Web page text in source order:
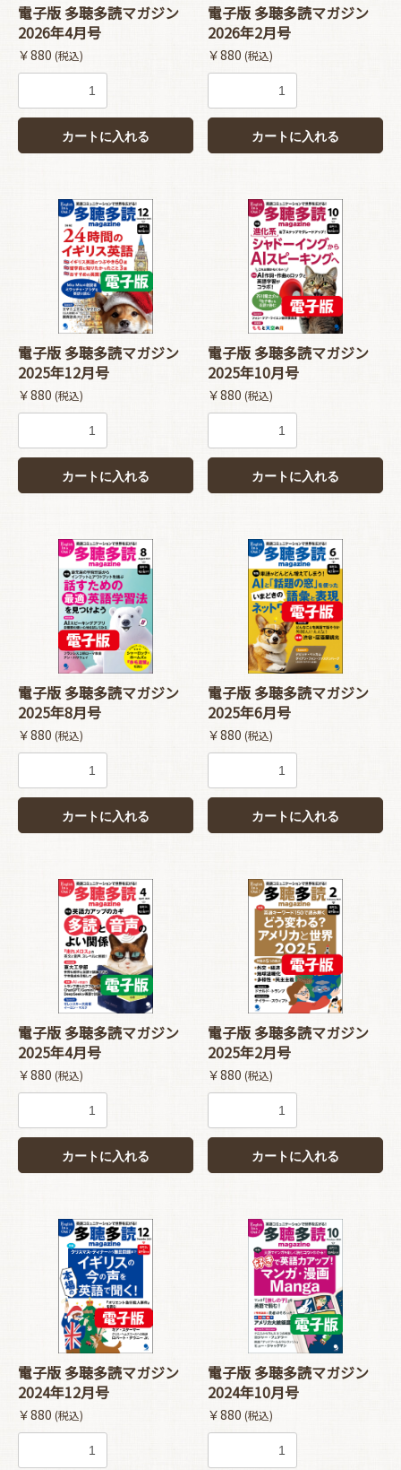
電子版 多聴多読マガジン
2026年4月号
￥880 (税込)
カートに入れる
電子版 多聴多読マガジン
2026年2月号
￥880 (税込)
カートに入れる
電子版 多聴多読マガジン
2025年12月号
￥880 (税込)
カートに入れる
電子版 多聴多読マガジン
2025年10月号
￥880 (税込)
カートに入れる
電子版 多聴多読マガジン
2025年8月号
￥880 (税込)
カートに入れる
電子版 多聴多読マガジン
2025年6月号
￥880 (税込)
カートに入れる
電子版 多聴多読マガジン
2025年4月号
￥880 (税込)
カートに入れる
電子版 多聴多読マガジン
2025年2月号
￥880 (税込)
カートに入れる
電子版 多聴多読マガジン
2024年12月号
￥880 (税込)
電子版 多聴多読マガジン
2024年10月号
￥880 (税込)